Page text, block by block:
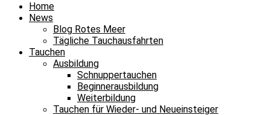
Home
News
Blog Rotes Meer
Tägliche Tauchausfahrten
Tauchen
Ausbildung
Schnuppertauchen
Beginnerausbildung
Weiterbildung
Tauchen für Wieder- und Neueinsteiger